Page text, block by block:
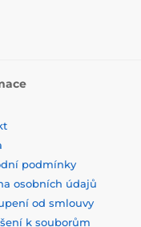
podmínky
osobních údajů
od smlouvy
k souborům